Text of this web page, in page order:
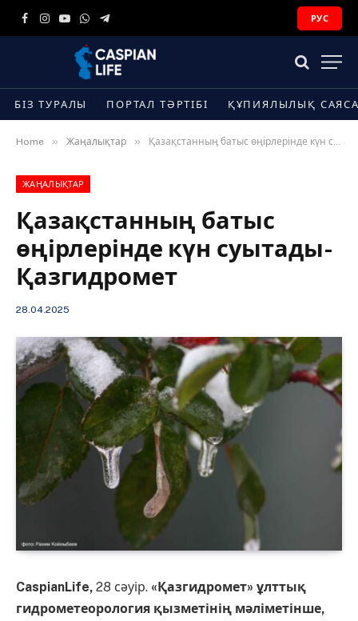
Facebook
Instagram
YouTube
WhatsApp
Telegram
РУС
БІЗ ТУРАЛЫ ПОРТАЛ ТӘРТІБІ ҚҰПИЯЛЫЛЫҚ
Home » Жаңалықтар » Қазақстанның батыс өңірлерінде күн суытады-Қазгидромет
ЖАҢАЛЫҚТАР
Қазақстанның батыс
өңірлерінде күн суытады-
Қазгидромет
28.04.2025
CaspianLife, 28 сәуір. «Қазгидромет» ұлттық
гидрометеорология қызметінің мәліметінше,